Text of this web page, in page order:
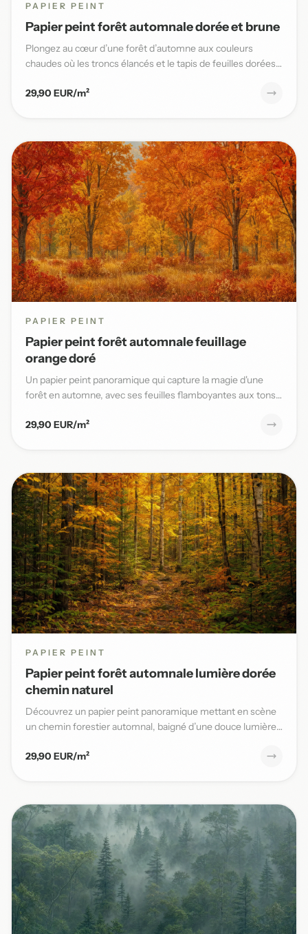
PAPIER PEINT
Papier peint forêt automnale dorée et brune
Plongez au cœur d’une forêt d’automne aux couleurs
chaudes où les troncs élancés et le tapis de feuilles dorées
29,90 EUR/m²
PAPIER PEINT
Papier peint forêt automnale feuillage
orange doré
Un papier peint panoramique qui capture la magie d'une
forêt en automne, avec ses feuilles flamboyantes aux tons
29,90 EUR/m²
PAPIER PEINT
Papier peint forêt automnale lumière dorée
chemin naturel
Découvrez un papier peint panoramique mettant en scène
un chemin forestier automnal, baigné d’une douce lumière
29,90 EUR/m²